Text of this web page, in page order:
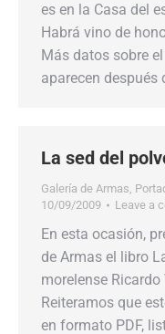
es en la Casa del
Habrá vino de
Más datos sobre
aparecen después
La sed del
Galería de Armas,
10/09/2009
Leave a
En esta ocasión,
de Armas el libro
morelense
Reiteramos que
en formato PDF,